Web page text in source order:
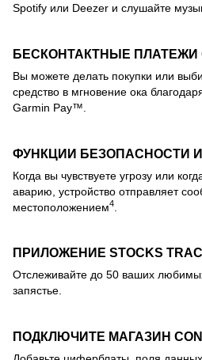
Spotify или Deezer и слушайте
БЕСКОНТАКТНЫЕ ПЛАТЕЖИ
Вы можете делать покупки или
средство в мгновение ока
Garmin Pay™.
ФУНКЦИИ БЕЗОПАСНОСТИ
Когда вы чувствуете угрозу или
аварию, устройство отправляет
местоположением4
ПРИЛОЖЕНИЕ STOCKS
Отслеживайте до 50 ваших
запястье.
ПОДКЛЮЧИТЕ МАГАЗИН